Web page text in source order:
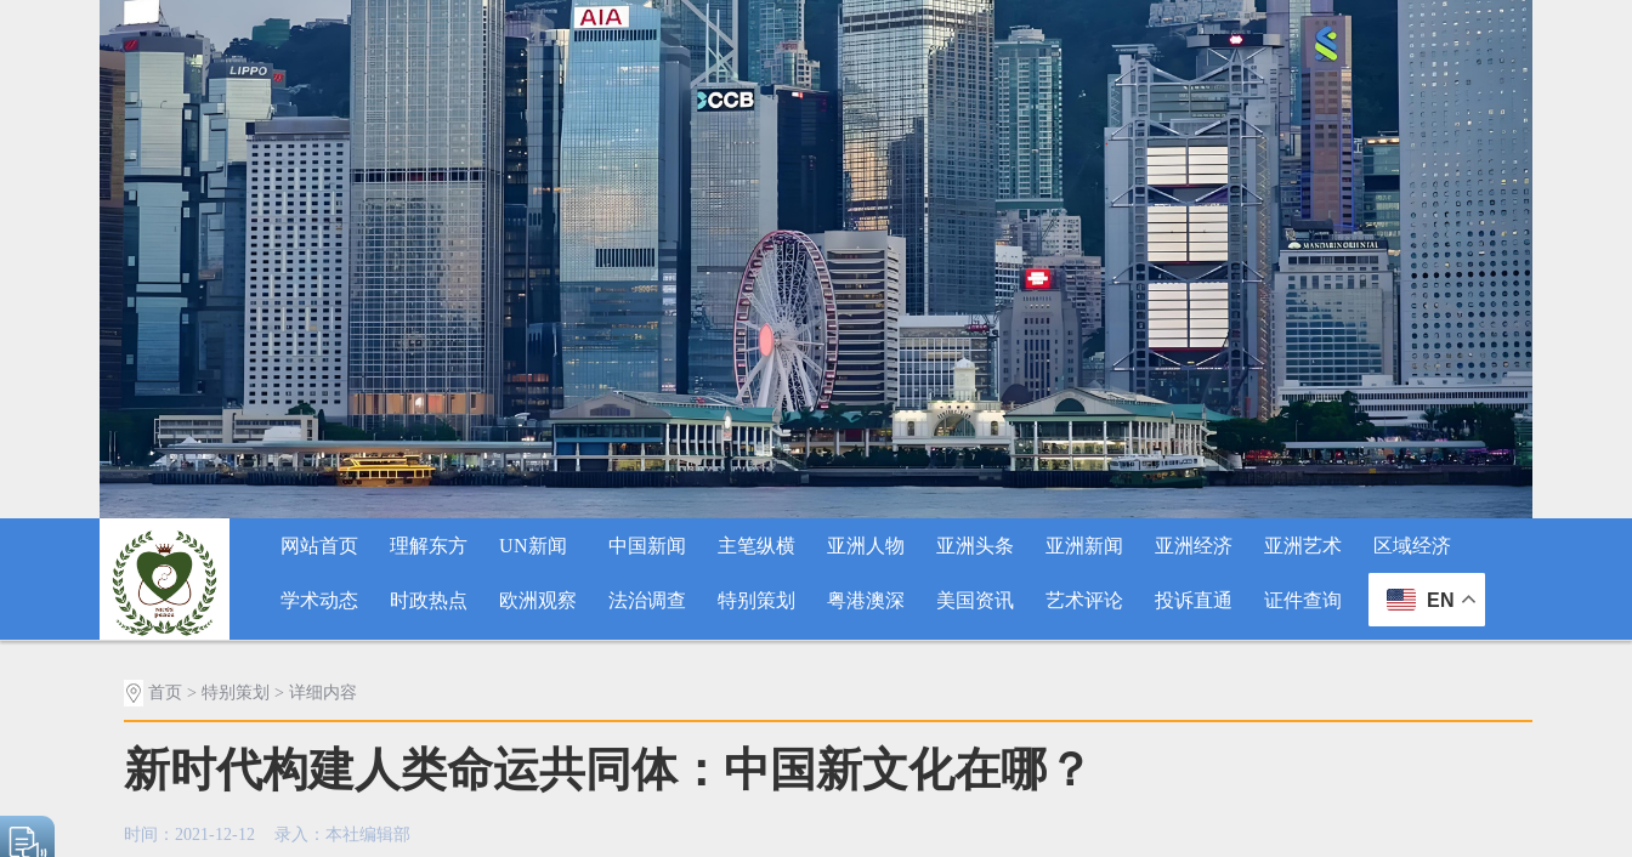
网站首页 理解东方 UN新闻 中国新闻 主笔纵横 亚洲人物 亚洲头条 亚洲新闻 亚洲经济 亚洲艺术 区域经济
学术动态 时政热点 欧洲观察 法治调查 特别策划 粤港澳深 美国资讯 艺术评论 投诉直通 证件查询 EN
首页 > 特别策划 > 详细内容
新时代构建人类命运共同体：中国新文化在哪？
时间：2021-12-12 录入：本社编辑部